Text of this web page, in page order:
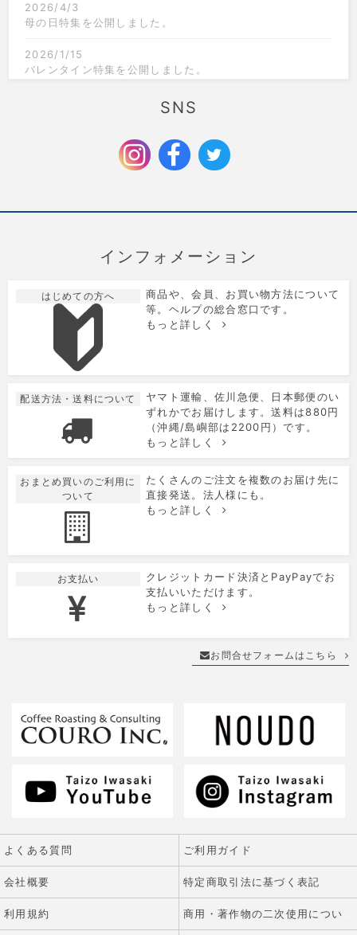
2026/4/3
母の日特集を公開しました。
2026/1/15
バレンタイン特集を公開しました。
クリスマス限定のラッピングを追加しました。
お歳暮特集を公開しました。
SNS
インフォメーション
はじめての方へ
商品や、会員、お買い物方法について
等。ヘルプの総合窓口です。
もっと詳しく
配送方法・送料について
ヤマト運輸、佐川急便、日本郵便のい
ずれかでお届けします。送料は880円
（沖縄/島嶼部は2200円）です。
もっと詳しく
おまとめ買いのご利用に
ついて
たくさんのご注文を複数のお届け先に
直接発送。法人様にも。
もっと詳しく
お支払い
クレジットカード決済とPayPayでお
支払いいただけます。
もっと詳しく
お問合せフォームはこちら
よくある質問 ご利用ガイド
会社概要 特定商取引法に基づく表記
利用規約